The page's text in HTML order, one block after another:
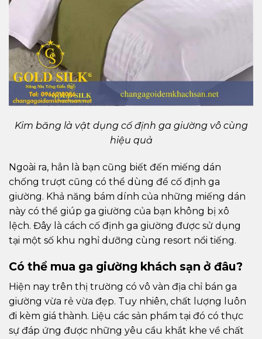
Kim băng là vật dụng cố định ga giường vô cùng
hiệu quả
Ngoài ra, hẳn là bạn cũng biết đến miếng dán
chống trượt cũng có thể dùng để cố định ga
giường. Khả năng bám dính của những miếng dán
này có thể giúp ga giường của bạn không bị xô
lệch. Đây là cách cố định ga giường được sử dụng
tại một số khu nghỉ dưỡng cùng resort nổi tiếng.
Có thể mua ga giường khách sạn ở đâu?
Hiện nay trên thị trường có vô vàn địa chỉ bán ga
giường vừa rẻ vừa đẹp. Tuy nhiên, chất lượng luôn
đi kèm giá thành. Liệu các sản phẩm tại đó có thực
sự đáp ứng được những yêu cầu khắt khe về chất